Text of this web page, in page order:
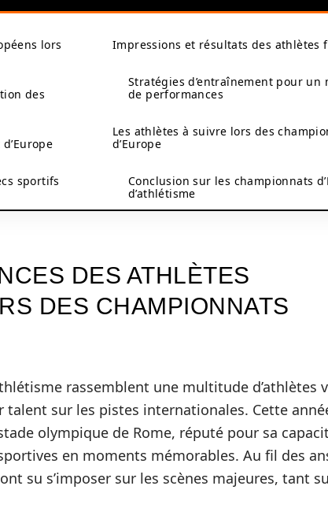
lors
des
sportifs
Impressions et résultats des athlètes
Stratégies d’entraînement pour un
de performances
Les athlètes à suivre lors des
d’Europe
Conclusion sur les championnats
d’athlétisme
DES ATHLÈTES
DES CHAMPIONNATS
rassemblent une multitude d’athlètes
talent sur les pistes internationales. Cette
olympique de Rome, réputé pour sa
en moments mémorables. Au fil des
ont su s’imposer sur les scènes majeures, tant